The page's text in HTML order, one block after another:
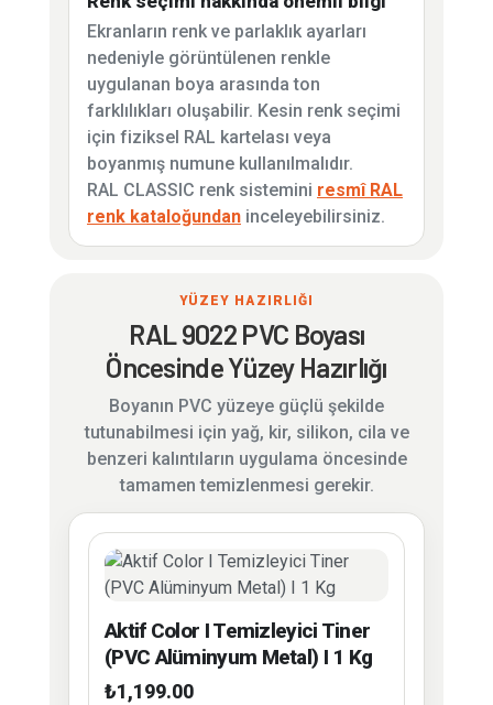
Ekranların renk ve parlaklık ayarları
nedeniyle görüntülenen renkle
uygulanan boya arasında ton
farklılıkları oluşabilir. Kesin renk seçimi
için fiziksel RAL kartelası veya
boyanmış numune kullanılmalıdır.
RAL CLASSIC renk sistemini resmî RAL
renk kataloğundan inceleyebilirsiniz.
YÜZEY HAZIRLIĞI
RAL 9022 PVC Boyası
Öncesinde Yüzey Hazırlığı
Boyanın PVC yüzeye güçlü şekilde
tutunabilmesi için yağ, kir, silikon, cila ve
benzeri kalıntıların uygulama öncesinde
tamamen temizlenmesi gerekir.
Aktif Color I Temizleyici Tiner
(PVC Alüminyum Metal) I 1 Kg
₺1,199.00